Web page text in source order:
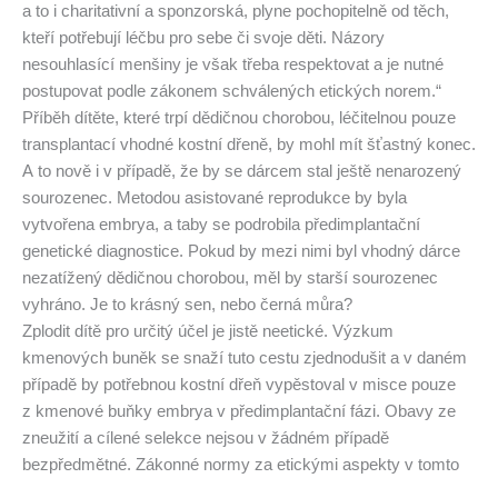
a to i charitativní a sponzorská, plyne pochopitelně od těch,
kteří potřebují léčbu pro sebe či svoje děti. Názory
nesouhlasící menšiny je však třeba respektovat a je nutné
postupovat podle zákonem schválených etických norem.“
Příběh dítěte, které trpí dědičnou chorobou, léčitelnou pouze
transplantací vhodné kostní dřeně, by mohl mít šťastný konec.
A to nově i v případě, že by se dárcem stal ještě nenarozený
sourozenec. Metodou asistované reprodukce by byla
vytvořena embrya, a taby se podrobila předimplantační
genetické diagnostice. Pokud by mezi nimi byl vhodný dárce
nezatížený dědičnou chorobou, měl by starší sourozenec
vyhráno. Je to krásný sen, nebo černá můra?
Zplodit dítě pro určitý účel je jistě neetické. Výzkum
kmenových buněk se snaží tuto cestu zjednodušit a v daném
případě by potřebnou kostní dřeň vypěstoval v misce pouze
z kmenové buňky embrya v předimplantační fázi. Obavy ze
zneužití a cílené selekce nejsou v žádném případě
bezpředmětné. Zákonné normy za etickými aspekty v tomto